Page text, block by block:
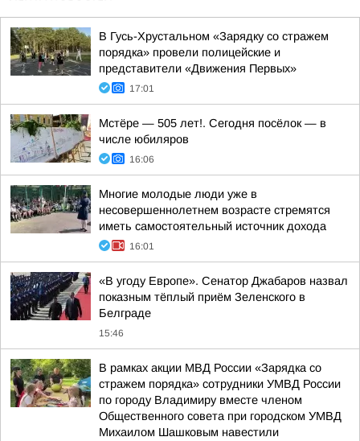
В Гусь-Хрустальном «Зарядку со стражем
порядка» провели полицейские и
представители «Движения Первых»
17:01
Мстёре — 505 лет!. Сегодня посёлок — в
числе юбиляров
16:06
Многие молодые люди уже в
несовершеннолетнем возрасте стремятся
иметь самостоятельный источник дохода
16:01
«В угоду Европе». Сенатор Джабаров назвал
показным тёплый приём Зеленского в
Белграде
15:46
В рамках акции МВД России «Зарядка со
стражем порядка» сотрудники УМВД России
по городу Владимиру вместе членом
Общественного совета при городском УМВД
Михаилом Шашковым навестили